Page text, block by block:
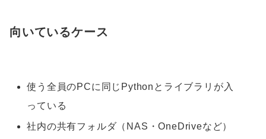
向いているケース
使う全員のPCに同じPythonとライブラリが入
っている
社内の共有フォルダ（NAS・OneDriveなど）